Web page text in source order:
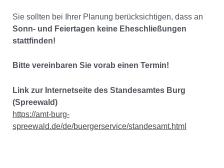
Sie sollten bei Ihrer Planung berücksichtigen, dass an
Sonn- und Feiertagen keine Eheschließungen
stattfinden!
Bitte vereinbaren Sie vorab einen Termin!
Link zur Internetseite des Standesamtes Burg
(Spreewald)
https://amt-burg-
spreewald.de/de/buergerservice/standesamt.html